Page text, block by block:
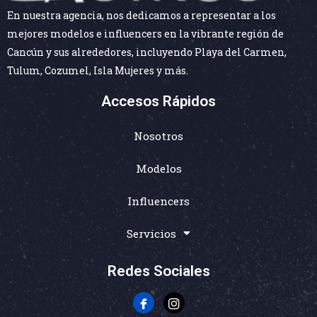
En nuestra agencia, nos dedicamos a representar a los
mejores modelos e influencers en la vibrante región de
Cancún y sus alrededores, incluyendo Playa del Carmen,
Tulum, Cozumel, Isla Mujeres y más.
Accesos Rápidos
Nosotros
Modelos
Influencers
Servicios
Redes Sociales